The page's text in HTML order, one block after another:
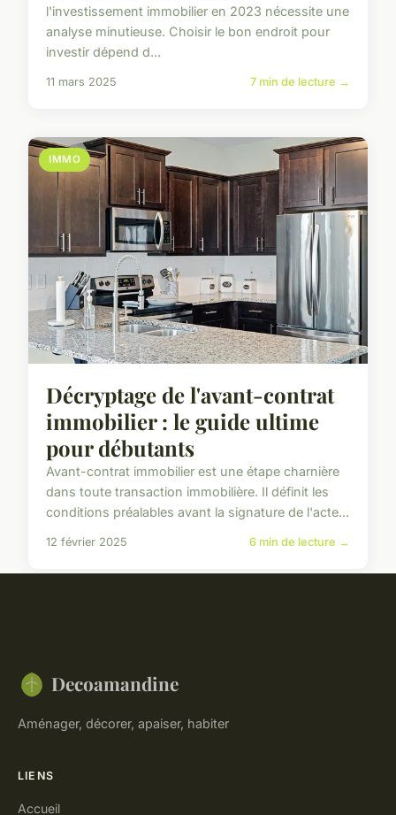
l'investissement immobilier en 2023 nécessite une
analyse minutieuse. Choisir le bon endroit pour
investir dépend d...
11 mars 2025 7 min de lecture →
IMMO
Décryptage de l'avant-contrat
immobilier : le guide ultime
pour débutants
Avant-contrat immobilier est une étape charnière
dans toute transaction immobilière. Il définit les
conditions préalables avant la signature de l'acte...
12 février 2025 6 min de lecture →
Decoamandine
Aménager, décorer, apaiser, habiter
LIENS
Accueil